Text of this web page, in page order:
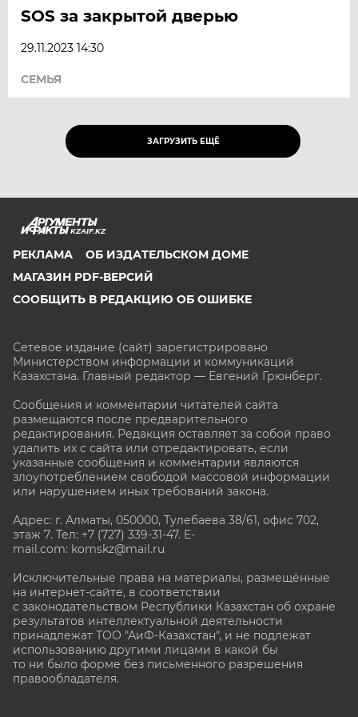
SOS за закрытой дверью
29.11.2023 14:30
СЕМЬЯ
ЗАГРУЗИТЬ ЕЩЁ
KZAIF.KZ
РЕКЛАМА
ОБ ИЗДАТЕЛЬСКОМ ДОМЕ
МАГАЗИН PDF-ВЕРСИЙ
СООБЩИТЬ В РЕДАКЦИЮ ОБ ОШИБКЕ
Сетевое издание (сайт) зарегистрировано
Министерством информации и коммуникаций
Казахстана. Главный редактор — Евгений Грюнберг.
Сообщения и комментарии читателей сайта
размещаются после предварительного
редактирования. Редакция оставляет за собой право
удалить их с сайта или отредактировать, если
указанные сообщения и комментарии являются
злоупотреблением свободой массовой информации
или нарушением иных требований закона.
Адрес: г. Алматы, 050000, Тулебаева 38/61, офис 702,
этаж 7. Тел: +7 (727) 339-31-47. E-
mail.com: komskz@mail.ru
Исключительные права на материалы, размещённые
на интернет-сайте, в соответствии
с законодательством Республики Казахстан об охране
результатов интеллектуальной деятельности
принадлежат ТОО "АиФ-Казахстан", и не подлежат
использованию другими лицами в какой бы
то ни было форме без письменного разрешения
правообладателя.